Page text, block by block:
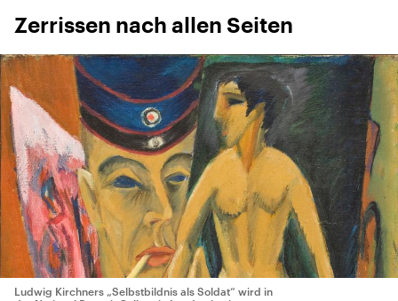
Zerrissen nach allen Seiten
Ludwig Kirchners „Selbstbildnis als Soldat“ wird in